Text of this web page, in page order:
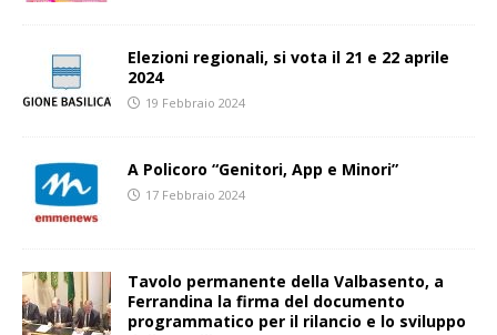
Elezioni regionali, si vota il 21 e 22 aprile
2024
19 Febbraio 2024
A Policoro “Genitori, App e Minori”
17 Febbraio 2024
Tavolo permanente della Valbasento, a
Ferrandina la firma del documento
programmatico per il rilancio e lo sviluppo